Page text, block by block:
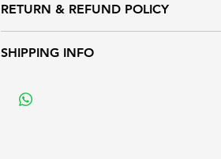
RETURN & REFUND POLICY
SHIPPING INFO